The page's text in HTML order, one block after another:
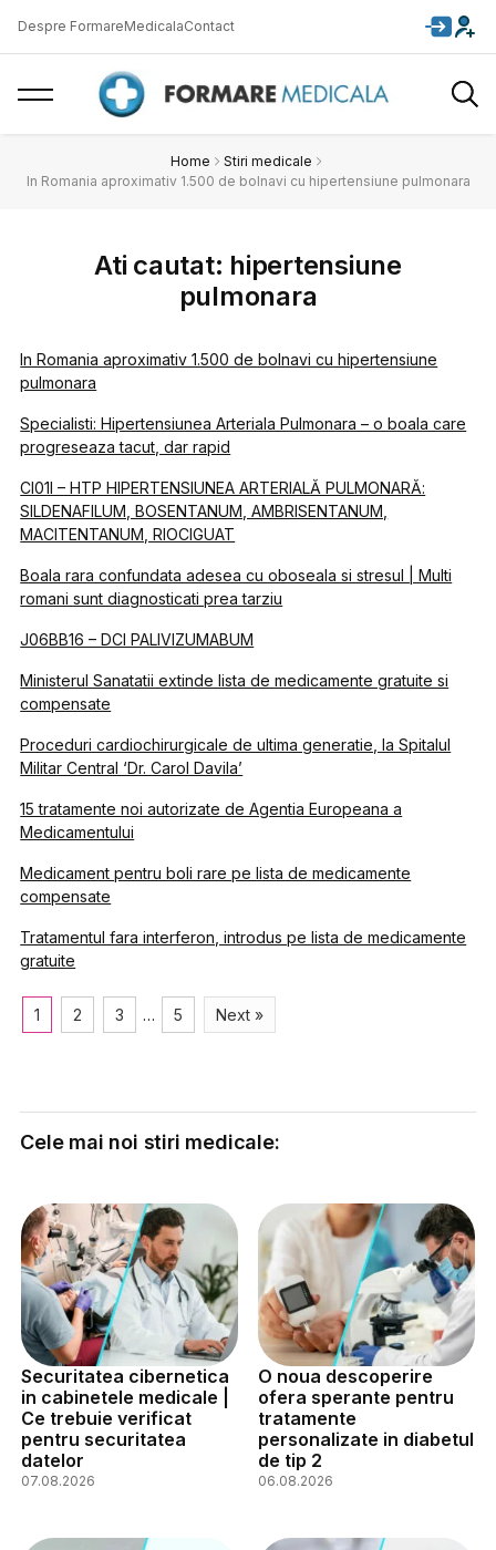
Despre FormareMedicalaContact
Home
Stiri medicale
In Romania aproximativ 1.500 de bolnavi cu hipertensiune pulmonara
Ati cautat: hipertensiune
pulmonara
In Romania aproximativ 1.500 de bolnavi cu hipertensiune
pulmonara
Specialisti: Hipertensiunea Arteriala Pulmonara – o boala care
progreseaza tacut, dar rapid
CI01I – HTP HIPERTENSIUNEA ARTERIALĂ PULMONARĂ:
SILDENAFILUM, BOSENTANUM, AMBRISENTANUM,
MACITENTANUM, RIOCIGUAT
Boala rara confundata adesea cu oboseala si stresul | Multi
romani sunt diagnosticati prea tarziu
J06BB16 – DCI PALIVIZUMABUM
Ministerul Sanatatii extinde lista de medicamente gratuite si
compensate
Proceduri cardiochirurgicale de ultima generatie, la Spitalul
Militar Central ‘Dr. Carol Davila’
15 tratamente noi autorizate de Agentia Europeana a
Medicamentului
Medicament pentru boli rare pe lista de medicamente
compensate
Tratamentul fara interferon, introdus pe lista de medicamente
gratuite
1 2 3 … 5 Next »
Cele mai noi stiri medicale:
Securitatea cibernetica
in cabinetele medicale |
Ce trebuie verificat
pentru securitatea
datelor
07.08.2026
O noua descoperire
ofera sperante pentru
tratamente
personalizate in diabetul
de tip 2
06.08.2026